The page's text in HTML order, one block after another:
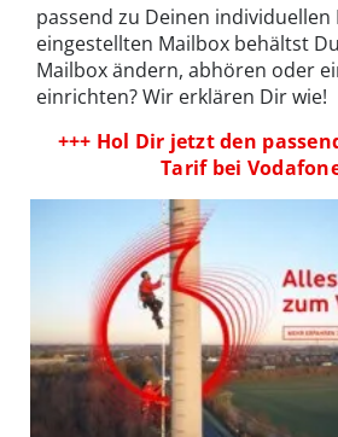
passend zu Deinen individuellen
eingestellten Mailbox behältst
Mailbox ändern, abhören oder
einrichten? Wir erklären Dir wie!
+++ Hol Dir jetzt den
Tarif bei